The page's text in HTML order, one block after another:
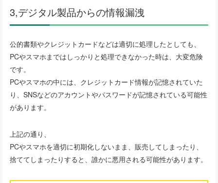
3,デジタル製品からの情報漏洩
公的書類やクレジットカードなどは適切に処理したとしても、
PCやスマホまではしっかりと処理できなかった時は、大変危険
です。
PCやスマホの中には、クレジットカード情報が記憶されていた
り、SNSなどのアカウントやパスワードが記憶されている可能性
があります。
上記の通り、
PCやスマホを適切に初期化しないまま、販売してしまったり、
捨ててしまったりすると、誰かに悪用される可能性があります。